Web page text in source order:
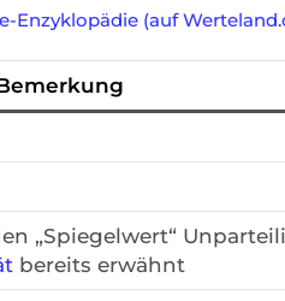
Enzyklopädie (auf
„Spiegelwert“
bereits erwähnt